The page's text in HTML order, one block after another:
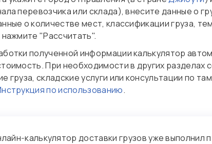
перевозчика или склада), внесите данные о
о количестве мест, классификации груза,
"Рассчитать".
полученной информации калькулятор
При необходимости в других
груза, складские услуги или консультации по
по использованию.
доставки грузов уже